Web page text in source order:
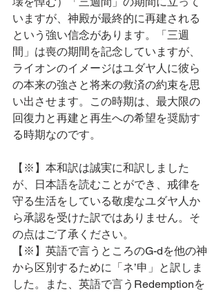
いますが、神殿が最終的に再建される
という強い信念があります。「三週
間」は喪の期間を記念していますが、
ライオンのイメージはユダヤ人に彼ら
の本来の強さと将来の救済の約束を思
い出させます。この時期は、最大限の
回復力と再建と再生への希望を奨励す
る時期なのです。
【※】本和訳は誠実に和訳しました
が、日本語を読むことができ、戒律を
守る生活をしている敬虔なユダヤ人か
ら承認を受けた訳ではありません。そ
の点はご了承ください。
【※】英語で言うところのG-dを他の神
から区別するために「ネ’申」と訳しま
した。また、英語で言うRedemptionを